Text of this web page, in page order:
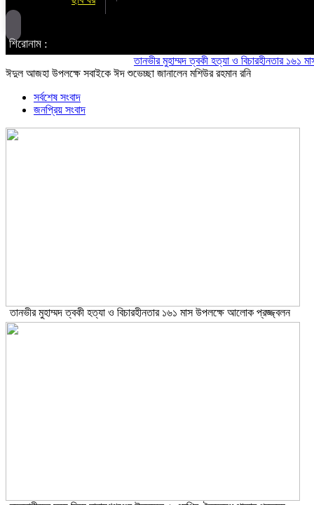
শিরোনাম :
তানভীর মুহাম্মদ ত্বকী হত্যা ও বিচারহীনতার ১৬১ মাস
ঈদুল আজহা উপলক্ষে সবাইকে ঈদ শুভেচ্ছা জানালেন মশিউর রহমান রনি
সর্বশেষ সংবাদ
জনপ্রিয় সংবাদ
তানভীর মুহাম্মদ ত্বকী হত্যা ও বিচারহীনতার ১৬১ মাস উপলক্ষে আলোক প্রজ্জ্বলন